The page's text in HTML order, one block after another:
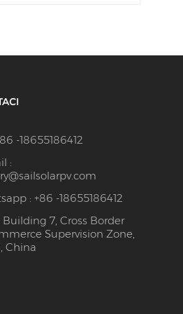
-18655186412
:
: +86 -18655186412
Building 7, Cross Border
Supervision Zone,
China